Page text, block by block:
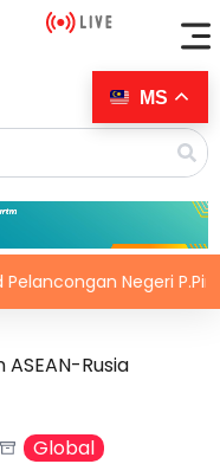
Negeri P.Pinang
Rusia
Global
MS